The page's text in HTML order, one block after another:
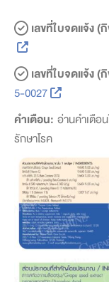
เลขที่ใบจดแจ้ง
เลขที่ใบจดแจ้ง
5-0027
คำเตือน: อ่านคำเตือ
รักษาโรค